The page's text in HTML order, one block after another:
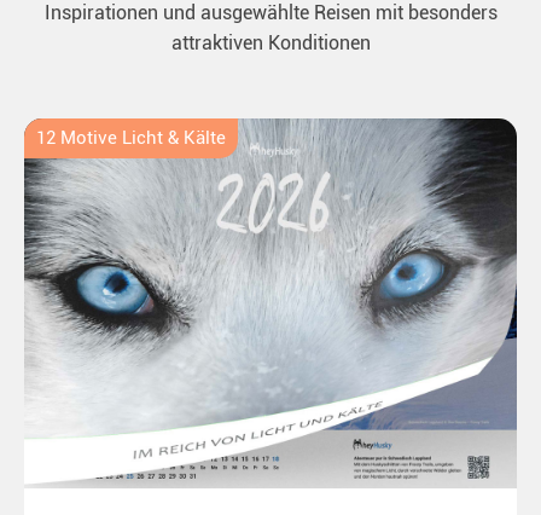
Inspirationen und ausgewählte Reisen mit besonders
attraktiven Konditionen
12 Motive Licht & Kälte